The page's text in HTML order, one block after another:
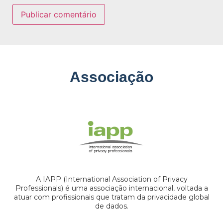
Associação
A IAPP (International Association of Privacy
Professionals) é uma associação internacional, voltada a
atuar com profissionais que tratam da privacidade global
de dados.